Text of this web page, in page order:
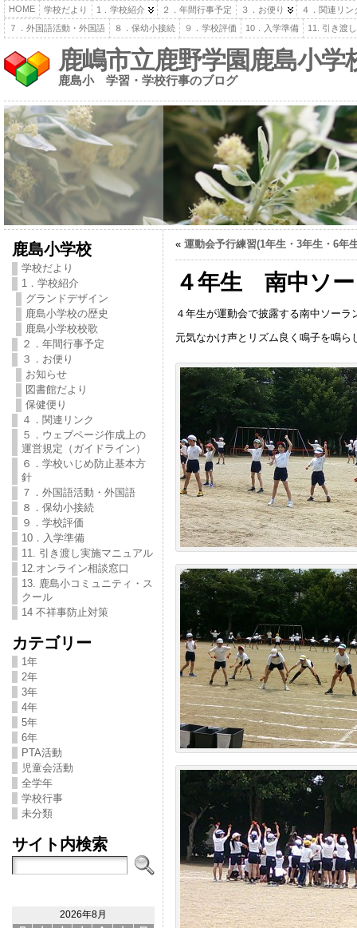
HOME 学校だより 1．学校紹介 ２．年間行事予定 ３．お便り
４．関連リン
７．外国語活動・外国語
８．保幼小接続 ９．学校評価 10．入学準備 11. 引き渡
鹿嶋市立鹿野学園鹿島小学
鹿島小 学習・学校行事のブログ
鹿島小学校
学校だより
1．学校紹介
グランドデザイン
鹿島小学校の歴史
鹿島小学校校歌
２．年間行事予定
３．お便り
お知らせ
図書館だより
保健便り
４．関連リンク
５．ウェブページ作成上の
運営規定（ガイドライン）
６．学校いじめ防止基本方
針
７．外国語活動・外国語
８．保幼小接続
９．学校評価
10．入学準備
11. 引き渡し実施マニュアル
12.オンライン相談窓口
13. 鹿島小コミュニティ・ス
クール
14 不祥事防止対策
カテゴリー
1年
2年
3年
4年
5年
6年
PTA活動
児童会活動
全学年
学校行事
未分類
サイト内検索
2026年8月
« 運動会予行練習(1年生・3年生・6年
４年生 南中ソ
４年生が運動会で披露する南中ソーラ
元気なかけ声とリズム良く鳴子を鳴ら